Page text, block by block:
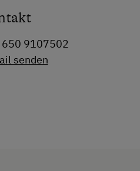
9107502
senden